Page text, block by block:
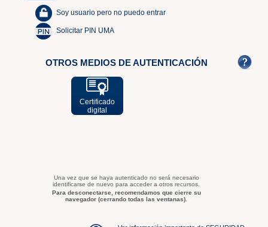
Soy usuario pero no puedo entrar
Solicitar PIN UMA
OTROS MEDIOS DE AUTENTICACIÓN
Certificado
digital
Una vez que se haya autenticado no será necesario
identificarse de nuevo para acceder a otros recursos.
Para desconectarse, recomendamos que cierre su
navegador (cerrando todas las ventanas).